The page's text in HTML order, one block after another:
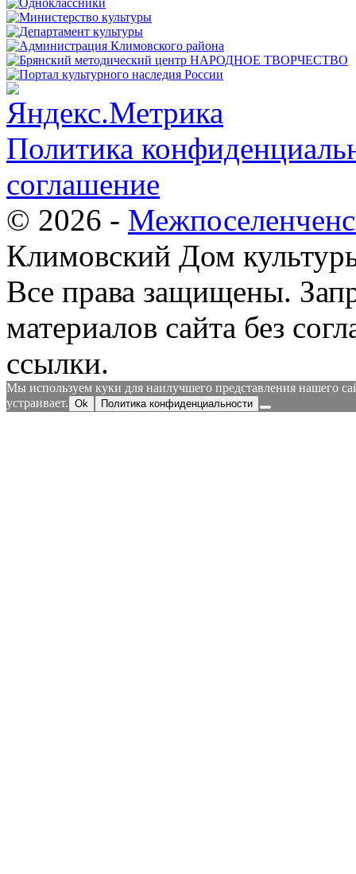
Политика
соглашение
© 2026 -
Климовский Дом
Все права защищены.
материалов сайта без
ссылки.
Мы используем куки для наилучшего представления нашего
устраивает. Ok Политика конфиденциальности